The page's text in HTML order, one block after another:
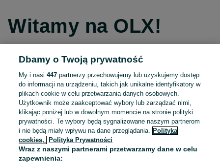
Witamy na OLX!
Kontynuuj przez Facebooka
Kontynuuj przez konto Apple
Kontynuuj przez konto Google
LUB
Dbamy o Twoją prywatność
My i nasi447 partnerzy przechowujemy lub uzyskujemy dostęp
do informacji na urządzeniu, takich jak unikalne identyfikatory w
plikach cookie w celu przetwarzania danych osobowych.
Użytkownik może zaakceptować wybory lub zarządzać nimi,
klikając poniżej lub w dowolnym momencie na stronie polityki
prywatności. Te wybory będą sygnalizowane naszym partnerom
i nie będą miały wpływu na dane przeglądania.
Polityka
cookies,
Polityka Prywatności
Wraz z naszymi partnerami przetwarzamy dane w celu
zapewnienia: